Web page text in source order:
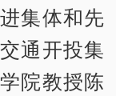
集体和先
通开投集
院教授陈